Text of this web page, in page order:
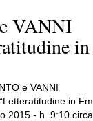
VANNI
in
e VANNI
in
2015 - h. 9:10 circa